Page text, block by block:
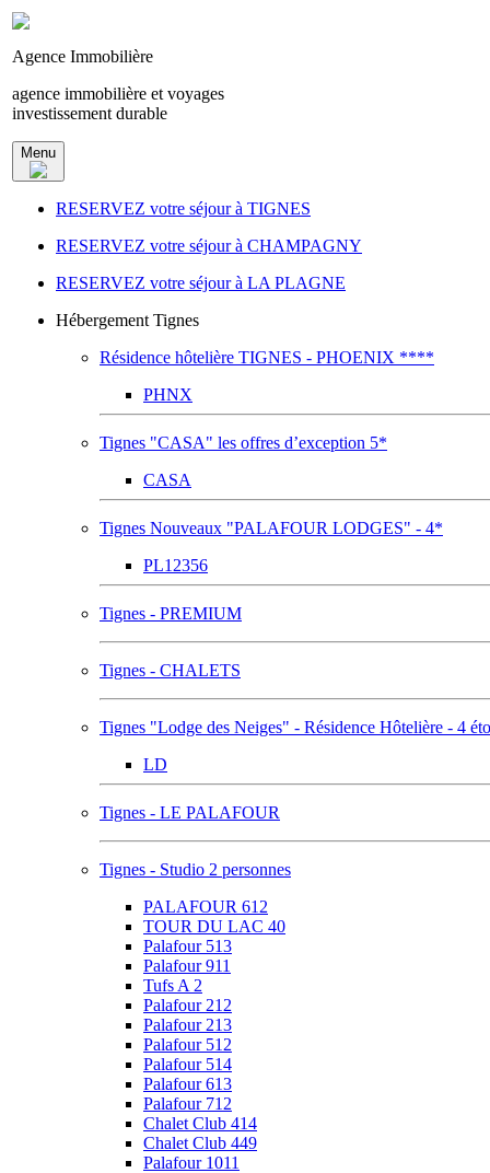
Agence Immobilière
agence immobilière et voyages
investissement durable
Menu
RESERVEZ votre séjour à TIGNES
RESERVEZ votre séjour à CHAMPAGNY
RESERVEZ votre séjour à LA PLAGNE
Hébergement Tignes
Résidence hôtelière TIGNES - PHOENIX ****
PHNX
Tignes "CASA" les offres d’exception 5*
CASA
Tignes Nouveaux "PALAFOUR LODGES" - 4*
PL12356
Tignes - PREMIUM
Tignes - CHALETS
Tignes "Lodge des Neiges" - Résidence Hôtelière - 4
LD
Tignes - LE PALAFOUR
Tignes - Studio 2 personnes
PALAFOUR 612
TOUR DU LAC 40
Palafour 513
Palafour 911
Tufs A 2
Palafour 212
Palafour 213
Palafour 512
Palafour 514
Palafour 613
Palafour 712
Chalet Club 414
Chalet Club 449
Palafour 1011